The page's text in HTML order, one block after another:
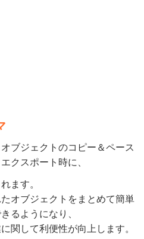
ブジェクトのコピー＆ペース
クスポート時に、
ます。
オブジェクトをまとめて簡単
るようになり、
関して利便性が向上します。